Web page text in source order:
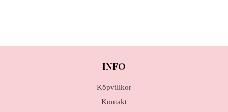
INFO
Köpvillkor
Kontakt